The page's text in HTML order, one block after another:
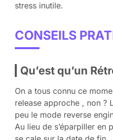
stress inutile.
CONSEILS
Qu’est qu’un
On a tous connu ce
release approche , non ?
peu le mode reverse
Au lieu de s’éparpiller en